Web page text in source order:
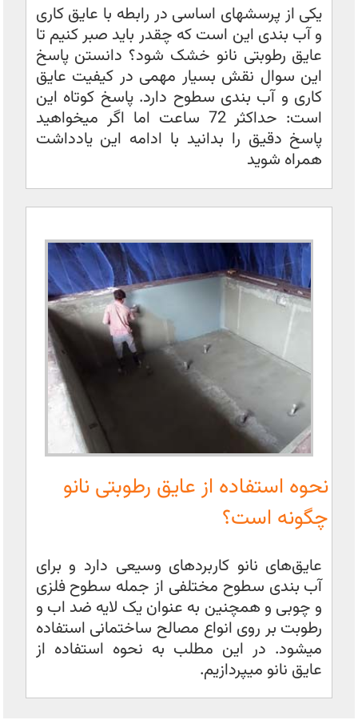
یکی از پرسشهای اساسی در رابطه با عایق کاری
و آب بندی این است که چقدر باید صبر کنیم تا
عایق رطوبتی نانو خشک شود؟ دانستن پاسخ
این سوال نقش بسیار مهمی در کیفیت عایق
کاری و آب بندی سطوح دارد. پاسخ کوتاه این
است: حداکثر 72 ساعت اما اگر میخواهید
پاسخ دقیق را بدانید با ادامه این یادداشت
همراه شوید
نحوه استفاده از عایق رطوبتی نانو
چگونه است؟
عایق‌های نانو کاربردهای وسیعی دارد و برای
آب بندی سطوح مختلفی از جمله سطوح فلزی
و چوبی و همچنین به عنوان یک لایه ضد اب و
رطوبت بر روی انواع مصالح ساختمانی استفاده
میشود. در این مطلب به نحوه استفاده از
عایق نانو میپردازیم.